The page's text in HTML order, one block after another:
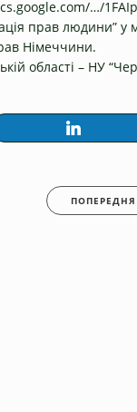
…/
прав людини”
Німеччини.
області – НУ
ПОПЕРЕДНЯ